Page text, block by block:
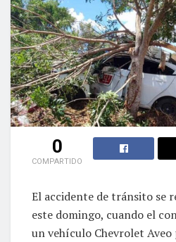
0
COMPARTIDO
El accidente de tránsito se
este domingo, cuando el
un vehículo Chevrolet